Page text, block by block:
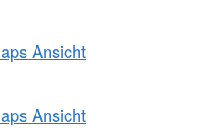
Ansicht
Ansicht